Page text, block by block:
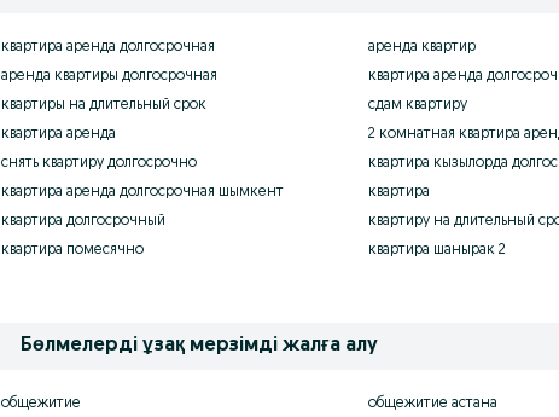
квартира аренда долгосрочная
аренда квартиры долгосрочная
квартиры на длительный срок
квартира аренда
снять квартиру долгосрочно
квартира аренда долгосрочная шымкент
квартира долгосрочный
квартира помесячно
аренда квартир
квартира аренда
сдам квартиру
2 комнатная квартира
квартира кызылорда
квартира
квартиру на длительный
квартира шанырак 2
Бөлмелерді ұзақ мерзімді жалға алу
общежитие
общежитие астана